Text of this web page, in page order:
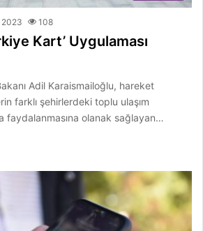
2023 108
Kart’ Uygulaması
Adil Karaismailoğlu, hareket
farklı şehirlerdeki toplu ulaşım
faydalanmasına olanak sağlayan…